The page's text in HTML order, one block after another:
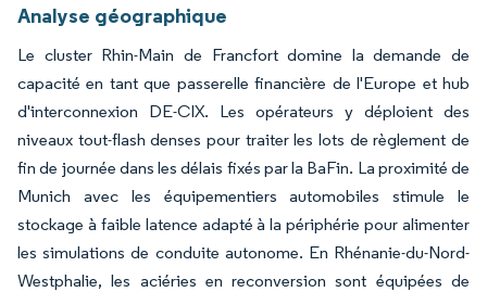
Analyse géographique
Le cluster Rhin-Main de Francfort domine la demande de
capacité en tant que passerelle financière de l'Europe et hub
d'interconnexion DE-CIX. Les opérateurs y déploient des
niveaux tout-flash denses pour traiter les lots de règlement de
fin de journée dans les délais fixés par la BaFin. La proximité de
Munich avec les équipementiers automobiles stimule le
stockage à faible latence adapté à la périphérie pour alimenter
les simulations de conduite autonome. En Rhénanie-du-Nord-
Westphalie, les aciéries en reconversion sont équipées de